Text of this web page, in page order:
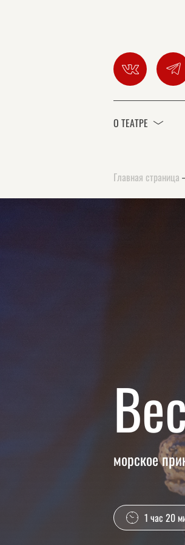
О ТЕАТРЕ
Главная страница
морское
1 час 20